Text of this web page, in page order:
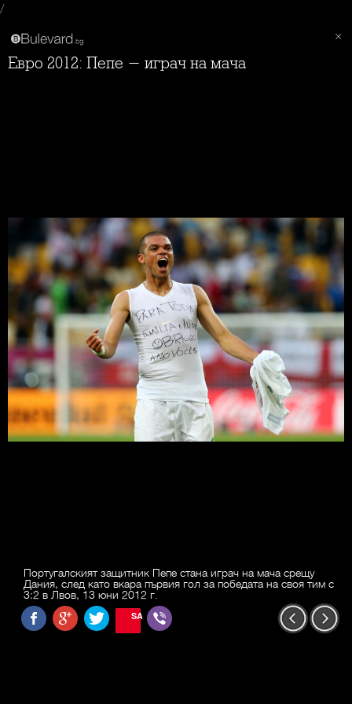
/
Евро 2012: Пепе - играч на мача
Португалският защитник Пепе стана играч на мача срещу
Дания, след като вкара първия гол за победата на своя тим с
3:2 в Лвов, 13 юни 2012 г.
SAVE